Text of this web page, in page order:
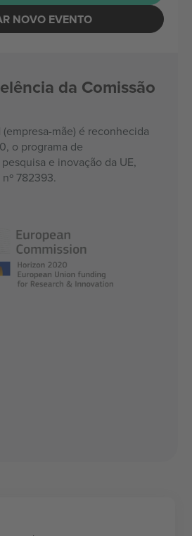
NOVO EVENTO
da Comissão
mãe) é reconhecida
o programa de
e inovação da UE,
782393.